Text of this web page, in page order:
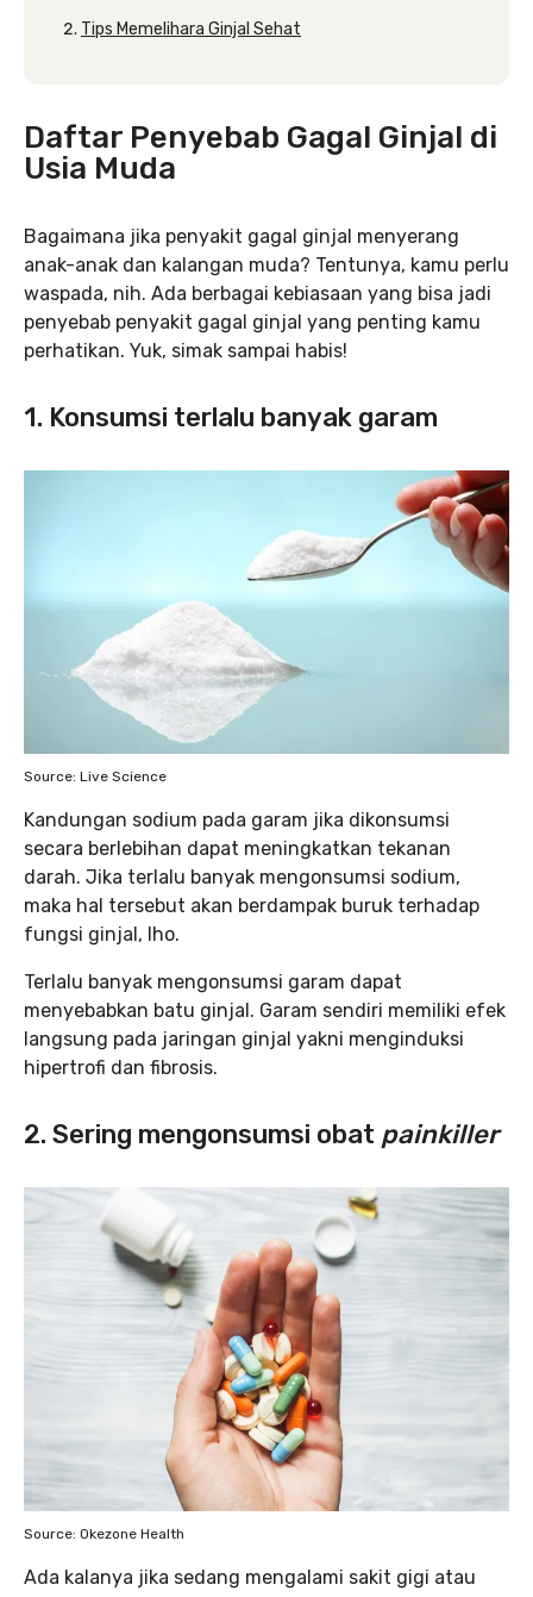
Tips Memelihara Ginjal Sehat
Daftar Penyebab Gagal Ginjal di
Usia Muda
Bagaimana jika penyakit gagal ginjal menyerang
anak-anak dan kalangan muda? Tentunya, kamu perlu
waspada, nih. Ada berbagai kebiasaan yang bisa jadi
penyebab penyakit gagal ginjal yang penting kamu
perhatikan. Yuk, simak sampai habis!
1. Konsumsi terlalu banyak garam
Source: Live Science
Kandungan sodium pada garam jika dikonsumsi
secara berlebihan dapat meningkatkan tekanan
darah. Jika terlalu banyak mengonsumsi sodium,
maka hal tersebut akan berdampak buruk terhadap
fungsi ginjal, lho.
Terlalu banyak mengonsumsi garam dapat
menyebabkan batu ginjal. Garam sendiri memiliki efek
langsung pada jaringan ginjal yakni menginduksi
hipertrofi dan fibrosis.
2. Sering mengonsumsi obat painkiller
Source: Okezone Health
Ada kalanya jika sedang mengalami sakit gigi atau